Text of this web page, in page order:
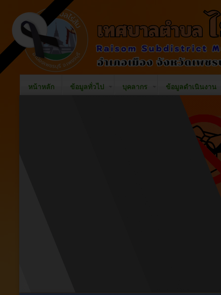
หน้าหลัก ข้อมูลทั่วไป บุคลากร ข้อมูลดำเนินงาน